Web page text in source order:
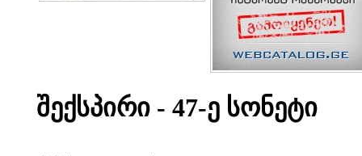
შექსპირი - 47-ე სონეტი